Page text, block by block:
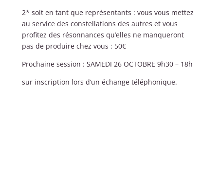
2* soit en tant que représentants : vous vous mettez
au service des constellations des autres et vous
profitez des résonnances qu’elles ne manqueront
pas de produire chez vous : 50€
Prochaine session : SAMEDI 26 OCTOBRE 9h30 – 18h
sur inscription lors d’un échange téléphonique.